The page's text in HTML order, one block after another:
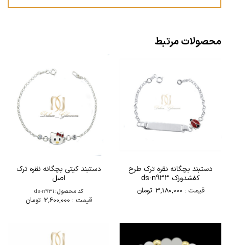
محصولات مرتبط
دستبند بچگانه نقره ترک طرح
کفشدوزک ds-n933
قیمت : 3,180,000 تومان
دستبند کیتی بچگانه نقره ترک
اصل
کد محصول:ds-n931
قیمت : 2,600,000 تومان